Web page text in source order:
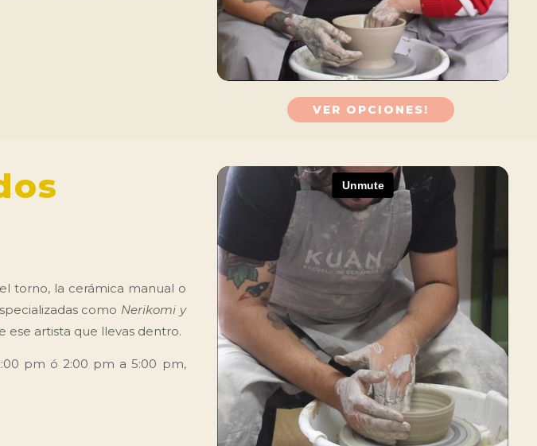
VER OPCIONES!
torno, la cerámica manual o
como Nerikomi y
ese artista que llevas dentro.
pm ó 2:00 pm a 5:00 pm,